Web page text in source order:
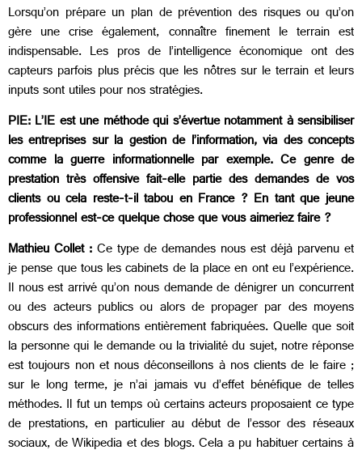
Lorsqu’on prépare un plan de prévention des risques ou qu’on
gère une crise également, connaître finement le terrain est
indispensable. Les pros de l’intelligence économique ont des
capteurs parfois plus précis que les nôtres sur le terrain et leurs
inputs sont utiles pour nos stratégies.
PIE: L’IE est une méthode qui s’évertue notamment à sensibiliser
les entreprises sur la gestion de l’information, via des concepts
comme la guerre informationnelle par exemple. Ce genre de
prestation très offensive fait-elle partie des demandes de vos
clients ou cela reste-t-il tabou en France ? En tant que jeune
professionnel est-ce quelque chose que vous aimeriez faire ?
Mathieu Collet :Ce type de demandes nous est déjà parvenu et
je pense que tous les cabinets de la place en ont eu l’expérience.
Il nous est arrivé qu’on nous demande de dénigrer un concurrent
ou des acteurs publics ou alors de propager par des moyens
obscurs des informations entièrement fabriquées. Quelle que soit
la personne qui le demande ou la trivialité du sujet, notre réponse
est toujours non et nous déconseillons à nos clients de le faire ;
sur le long terme, je n’ai jamais vu d’effet bénéfique de telles
méthodes. Il fut un temps où certains acteurs proposaient ce type
de prestations, en particulier au début de l’essor des réseaux